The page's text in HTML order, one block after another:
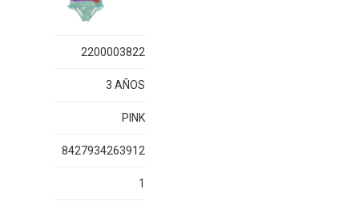
2200003822
3 AÑOS
PINK
8427934263912
1